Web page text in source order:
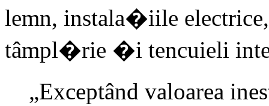
lemn, instala�iile
tâmpl�rie �i tencuieli
„Exceptând valoarea